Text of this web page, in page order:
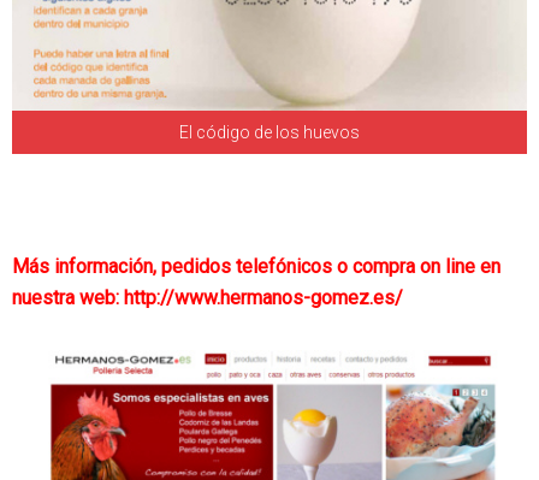
El código de los huevos
Más información, pedidos telefónicos o compra on line en
nuestra web: http://www.hermanos-gomez.es/